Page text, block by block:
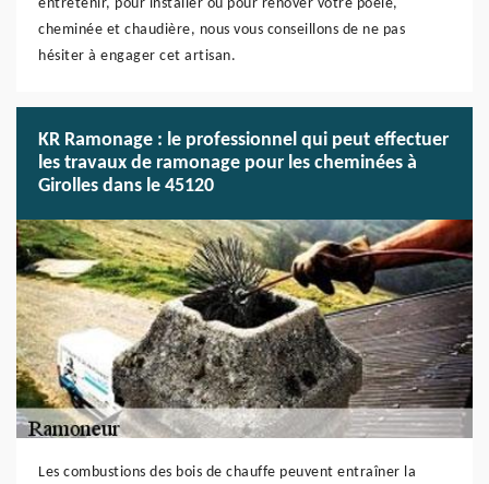
entretenir, pour installer ou pour rénover votre poêle,
cheminée et chaudière, nous vous conseillons de ne pas
hésiter à engager cet artisan.
KR Ramonage : le professionnel qui peut effectuer
les travaux de ramonage pour les cheminées à
Girolles dans le 45120
Les combustions des bois de chauffe peuvent entraîner la